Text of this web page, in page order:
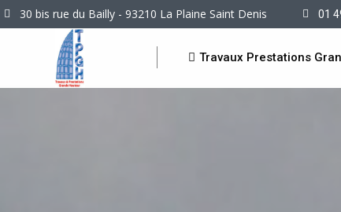
30 bis rue du Bailly - 93210 La Plaine Saint Denis 01
Travaux Prestations